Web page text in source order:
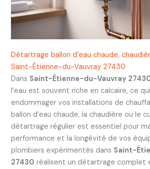
Détartrage ballon d’eau chaude,
Saint-Étienne-du-Vauvray 27430
Dans Saint-Étienne-du-Vauvray
l’eau est souvent riche en calcaire, ce
endommager vos installations de
ballon d’eau chaude, la chaudière ou le
détartrage régulier est essentiel pour
performance et la longévité de vos
plombiers expérimentés dans Saint-
27430 réalisent un détartrage complet